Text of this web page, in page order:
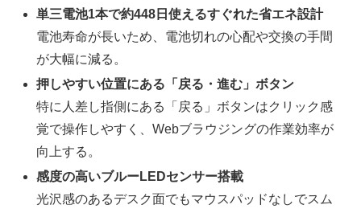
単三電池1本で約448日使えるすぐれた省エネ設計
電池寿命が長いため、電池切れの心配や交換の手間
が大幅に減る。
押しやすい位置にある「戻る・進む」ボタン
特に人差し指側にある「戻る」ボタンはクリック感
覚で操作しやすく、Webブラウジングの作業効率が
向上する。
感度の高いブルーLEDセンサー搭載
光沢感のあるデスク面でもマウスパッドなしでスム